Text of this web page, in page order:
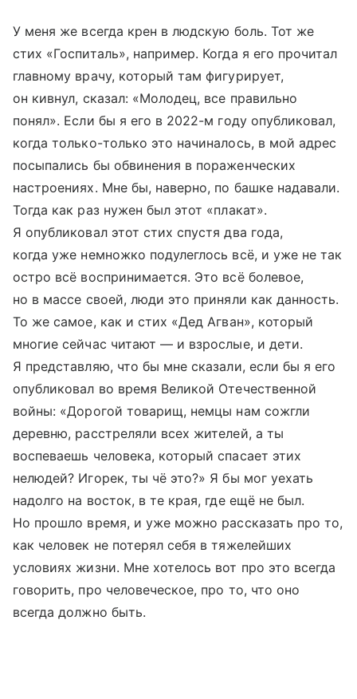
У меня же всегда крен в людскую боль. Тот же
стих «Госпиталь», например. Когда я его прочитал
главному врачу, который там фигурирует,
он кивнул, сказал: «Молодец, все правильно
понял». Если бы я его в 2022-м году опубликовал,
когда только-только это начиналось, в мой адрес
посыпались бы обвинения в пораженческих
настроениях. Мне бы, наверно, по башке надавали.
Тогда как раз нужен был этот «плакат».
Я опубликовал этот стих спустя два года,
когда уже немножко подулеглось всё, и уже не так
остро всё воспринимается. Это всё болевое,
но в массе своей, люди это приняли как данность.
То же самое, как и стих «Дед Агван», который
многие сейчас читают — и взрослые, и дети.
Я представляю, что бы мне сказали, если бы я его
опубликовал во время Великой Отечественной
войны: «Дорогой товарищ, немцы нам сожгли
деревню, расстреляли всех жителей, а ты
воспеваешь человека, который спасает этих
нелюдей? Игорек, ты чё это?» Я бы мог уехать
надолго на восток, в те края, где ещё не был.
Но прошло время, и уже можно рассказать про то,
как человек не потерял себя в тяжелейших
условиях жизни. Мне хотелось вот про это всегда
говорить, про человеческое, про то, что оно
всегда должно быть.